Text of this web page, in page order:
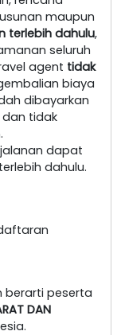
maupun
terlebih dahulu,
seluruh
agent tidak
biaya
dibayarkan
tidak
dapat
dahulu.
berarti peserta
DAN